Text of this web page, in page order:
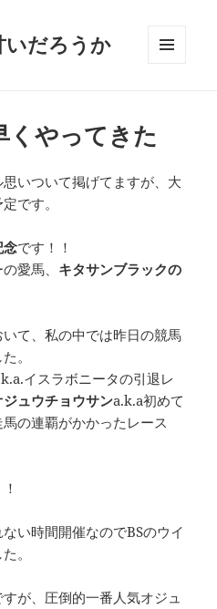
いだろうか
くやってきた
いついて掲げてますが、大
です。
念です！！
愛馬、 キタサンブラックの
て、私の中では昨日の競馬
。
イスラボニータの引退レ
ジュウチョウサンa.k.a初めて
の連覇がかかったレース
い時間開催なのでBSのウイ
。
が、圧倒的一番人気オジュ